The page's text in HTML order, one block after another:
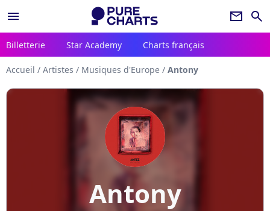
menu newsletter search
Billetterie Star Academy Charts français
Accueil / Artistes / Musiques d'Europe / Antony
Antony